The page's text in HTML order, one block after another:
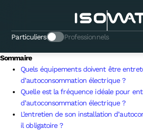
Particuliers Professionnels
L’autoconsommation
demande-t-elle un
Sommaire
Quels équipements doivent être
d’autoconsommation électrique ?
Quelle est la fréquence idéale pour
d’autoconsommation électrique ?
L’entretien de son installation
il obligatoire ?